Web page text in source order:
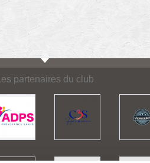
Les partenaires du club